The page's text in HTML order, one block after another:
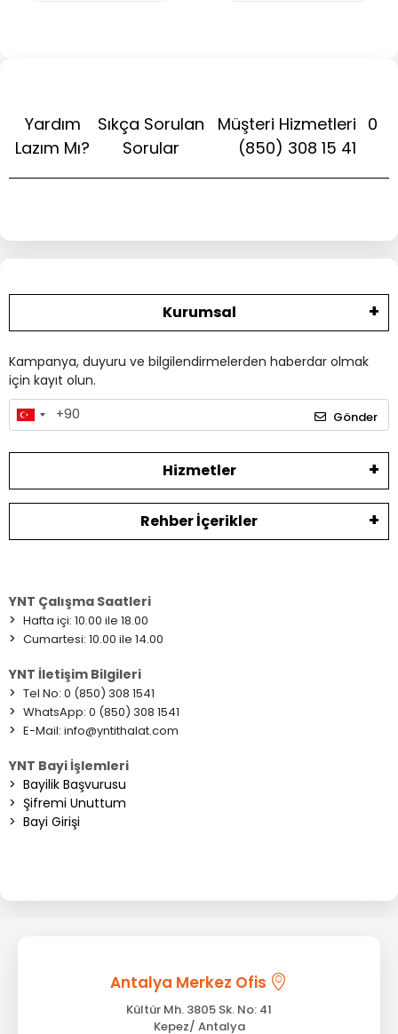
Yardım
Lazım Mı?
Sıkça Sorulan
Sorular
Müşteri Hizmetleri 0
(850) 308 15 41
Kurumsal
Kampanya, duyuru ve bilgilendirmelerden haberdar olmak
için kayıt olun.
Gönder
Hizmetler
Rehber İçerikler
YNT Çalışma Saatleri
> Hafta içi: 10.00 ile 18.00
> Cumartesi: 10.00 ile 14.00
YNT İletişim Bilgileri
> Tel No: 0 (850) 308 1541
> WhatsApp: 0 (850) 308 1541
> E-Mail: info@yntithalat.com
YNT Bayi İşlemleri
> Bayilik Başvurusu
> Şifremi Unuttum
> Bayi Girişi
Antalya Merkez Ofis
Kültür Mh. 3805 Sk. No: 41
Kepez/ Antalya